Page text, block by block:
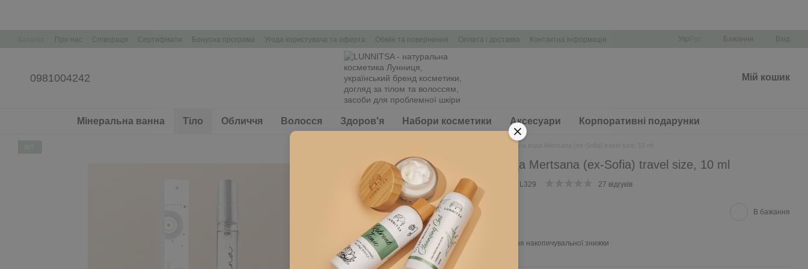
Про нас Співпраця Сертифікати Бонусна програма Угода користувача та оферта Обмін та повернення Оплата і доставка
Контактна інформація
Укр Бажання Вхід
0981004242 Мій кошик
Мінеральна ванна Тіло Обличчя Волосся Здоров'я Набори косметики Аксесуари Корпоративні подарунки
Парфумована вода Mertsana (ex-Sofia) travel size, 10 ml
Немає в наявності Артикул: L329 27 відгуків
525 грн В бажання
% Ввійти для відображення накопичувальної знижки